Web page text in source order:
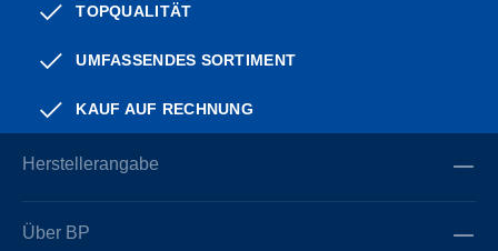
TOPQUALITÄT
UMFASSENDES SORTIMENT
KAUF AUF RECHNUNG
Herstellerangabe
Über BP